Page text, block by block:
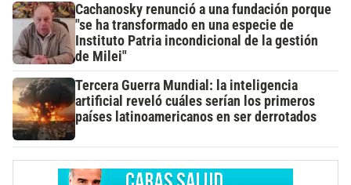
Cachanosky renunció a una fundación porque
"se ha transformado en una especie de
Instituto Patria incondicional de la gestión
de Milei"
Tercera Guerra Mundial: la inteligencia
artificial reveló cuáles serían los primeros
países latinoamericanos en ser derrotados